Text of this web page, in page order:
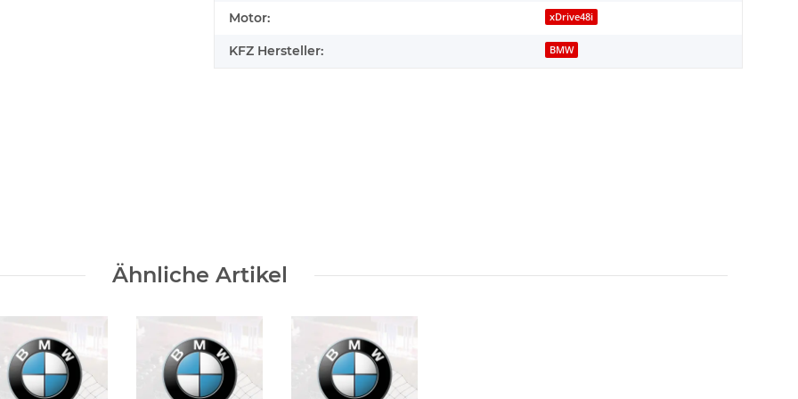
Motor: xDrive48i
KFZ Hersteller: BMW
Ähnliche Artikel